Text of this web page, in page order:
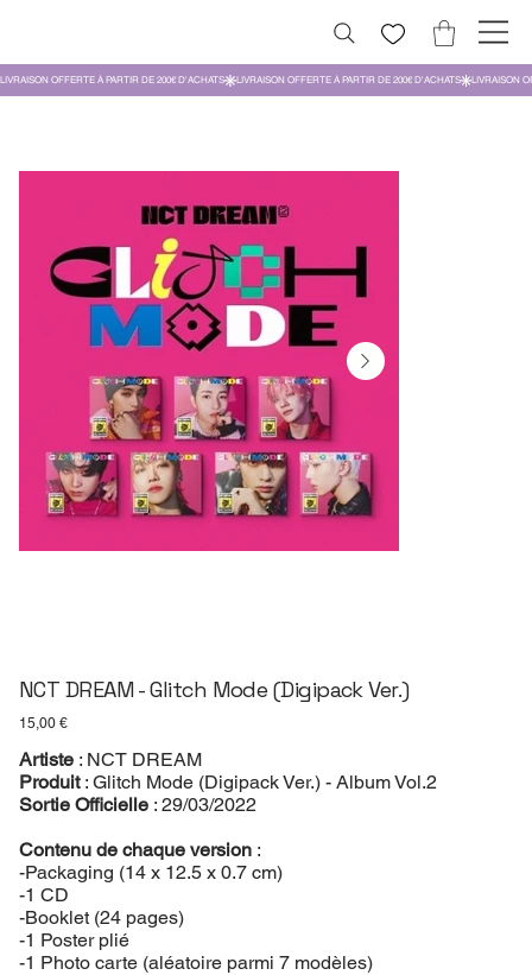
NCT DREAM - Glitch Mode (Digipack Ver.)
Prix
15,00 €
Artiste: NCT DREAM
Produit: Glitch Mode (Digipack Ver.) - Album Vol.2
Sortie Officielle: 29/03/2022
Contenu de chaque version :
-Packaging (14 x 12.5 x 0.7 cm)
-1 CD
-Booklet (24 pages)
-1 Poster plié
-1 Photo carte (aléatoire parmi 7 modèles)